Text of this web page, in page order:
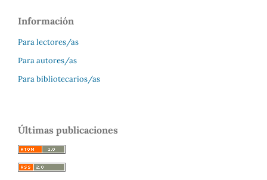
Información
Para lectores/as
Para autores/as
Para bibliotecarios/as
Últimas publicaciones